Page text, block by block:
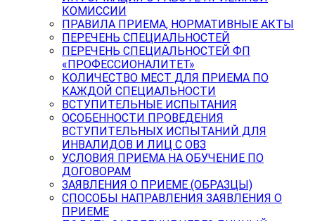
КОМИССИИ
ПРАВИЛА ПРИЕМА, НОРМАТИВНЫЕ АКТЫ
ПЕРЕЧЕНЬ СПЕЦИАЛЬНОСТЕЙ
ПЕРЕЧЕНЬ СПЕЦИАЛЬНОСТЕЙ ФП
«ПРОФЕССИОНАЛИТЕТ»
КОЛИЧЕСТВО МЕСТ ДЛЯ ПРИЕМА ПО
КАЖДОЙ СПЕЦИАЛЬНОСТИ
ВСТУПИТЕЛЬНЫЕ ИСПЫТАНИЯ
ОСОБЕННОСТИ ПРОВЕДЕНИЯ
ВСТУПИТЕЛЬНЫХ ИСПЫТАНИЙ ДЛЯ
ИНВАЛИДОВ И ЛИЦ С ОВЗ
УСЛОВИЯ ПРИЕМА НА ОБУЧЕНИЕ ПО
ДОГОВОРАМ
ЗАЯВЛЕНИЯ О ПРИЕМЕ (ОБРАЗЦЫ)
СПОСОБЫ НАПРАВЛЕНИЯ ЗАЯВЛЕНИЯ О
ПРИЕМЕ